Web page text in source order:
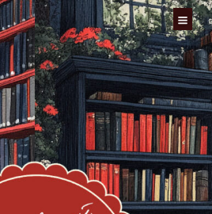
Перейти
к
содержимому